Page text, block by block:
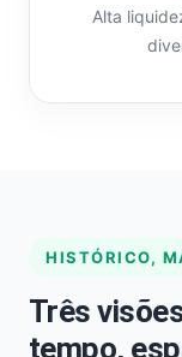
Alta
HISTÓRICO,
Três
tempo,